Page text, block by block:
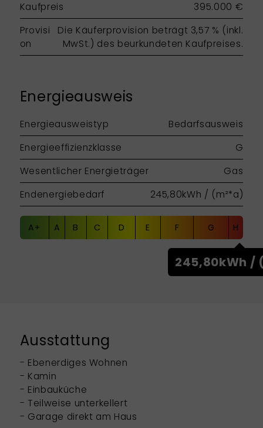
Kaufpreis
395.000 €
Provisi
on
Die Käuferprovision beträgt 3,57 % (inkl.
MwSt.) des beurkundeten Kaufpreises.
Energieausweis
Energieausweistyp
Bedarfsausweis
Energieeffizienzklasse
G
Wesentlicher Energieträger
Gas
Endenergiebedarf
245,80kWh / (m²*a)
A+ A B C D E F G H
245,80kWh /
Ausstattung
- Ebenerdiges Wohnen
- Kamin
- Einbauküche
- Teilweise unterkellert
- Garage direkt am Haus